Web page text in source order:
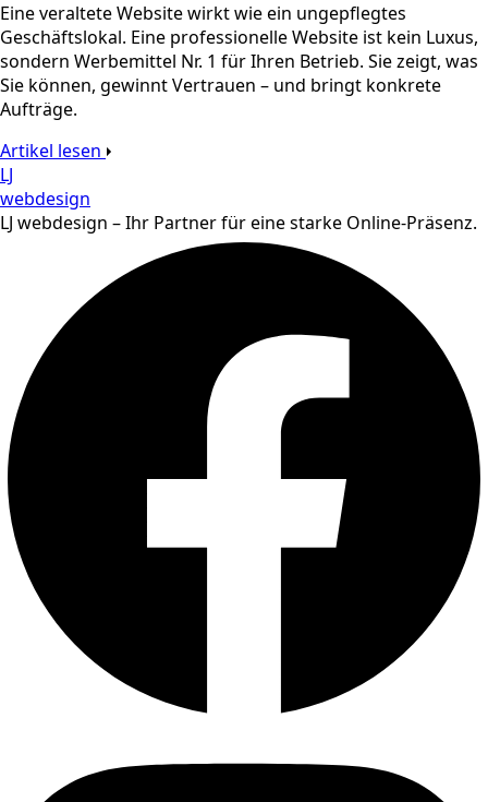
Eine veraltete Website wirkt wie ein ungepflegtes
Geschäftslokal. Eine professionelle Website ist kein Luxus,
sondern Werbemittel Nr. 1 für Ihren Betrieb. Sie zeigt, was
Sie können, gewinnt Vertrauen – und bringt konkrete
Aufträge.
Artikel lesen
LJ
webdesign
LJ webdesign – Ihr Partner für eine starke Online-Präsenz.